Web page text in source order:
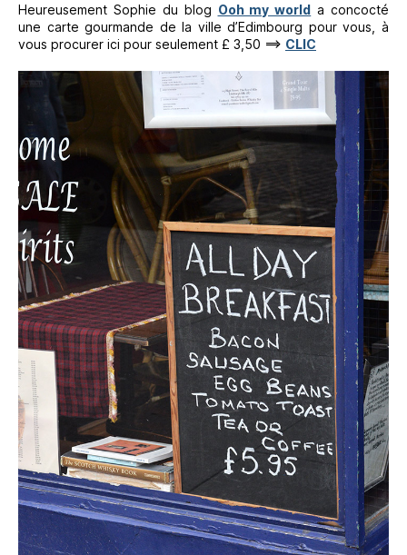
Heureusement Sophie du blog Ooh my world a concocté
une carte gourmande de la ville d’Edimbourg pour vous, à
vous procurer ici pour seulement £ 3,50 ==> CLIC